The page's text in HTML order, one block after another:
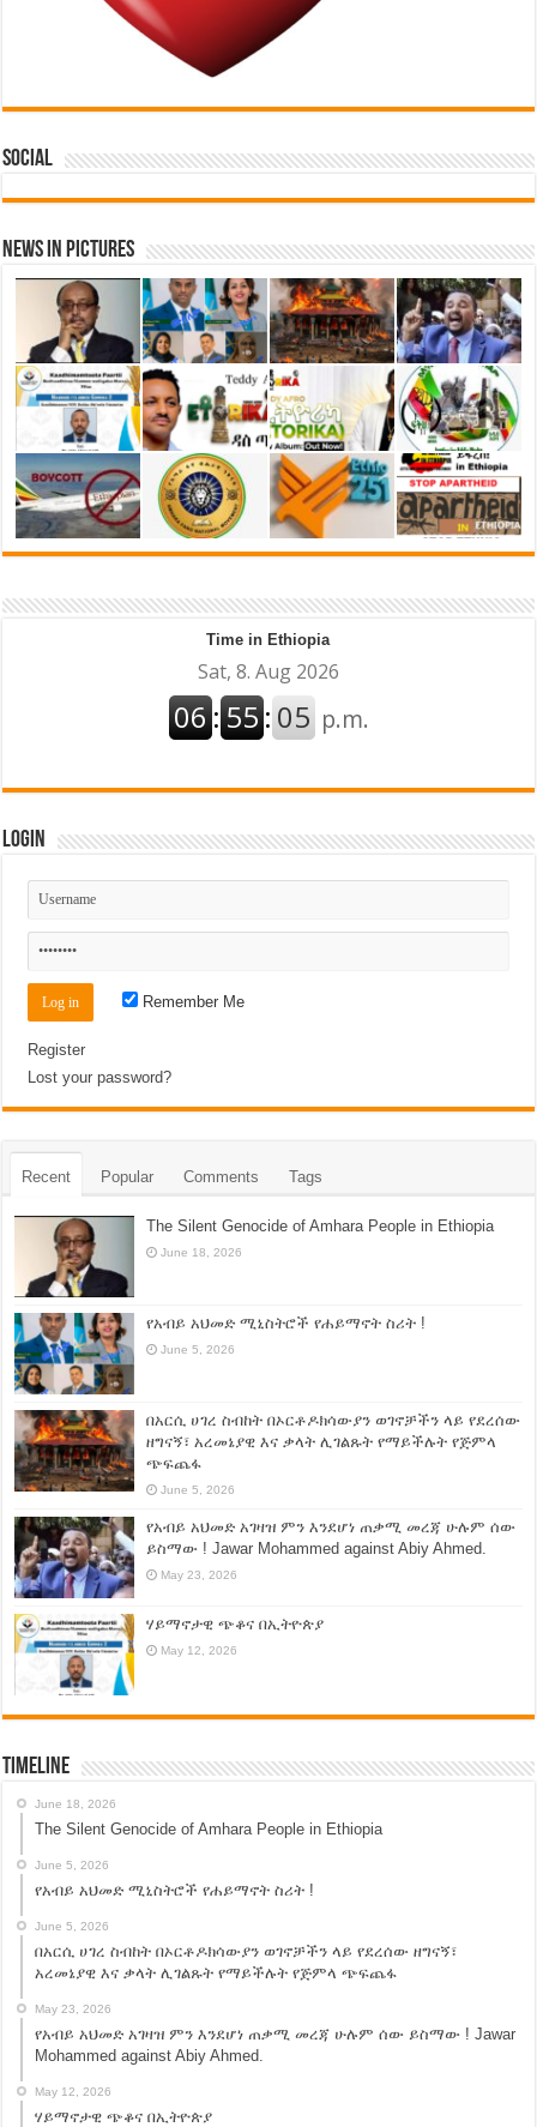
Social
News in Pictures
Time in Ethiopia
Login
Remember Me
Register
Lost your password?
Recent Popular Comments Tags
The Silent Genocide of Amhara People in Ethiopia
June 18, 2026
የአብይ አህመድ ሚኒስትሮች የሐይማኖት ስሪት !
June 5, 2026
በአርሲ ሀገረ ስብከት በኦርቶዶክሳውያን ወገኖቻችን ላይ የደረሰው
ዘግናኝ፣ አረመኔያዊ እና ቃላት ሊገልጹት የማይችሉት የጅምላ
ጭፍጨፋ
June 5, 2026
የአብይ አህመድ አገዛዝ ምን እንደሆነ ጠቃሚ መረጃ ሁሉም ሰው
ይስማው ! Jawar Mohammed against Abiy Ahmed.
May 23, 2026
ሃይማኖታዊ ጭቆና በኢትዮጵያ
May 12, 2026
Timeline
June 18, 2026
The Silent Genocide of Amhara People in Ethiopia
June 5, 2026
የአብይ አህመድ ሚኒስትሮች የሐይማኖት ስሪት !
June 5, 2026
በአርሲ ሀገረ ስብከት በኦርቶዶክሳውያን ወገኖቻችን ላይ የደረሰው ዘግናኝ፣
አረመኔያዊ እና ቃላት ሊገልጹት የማይችሉት የጅምላ ጭፍጨፋ
May 23, 2026
የአብይ አህመድ አገዛዝ ምን እንደሆነ ጠቃሚ መረጃ ሁሉም ሰው ይስማው ! Jawar
Mohammed against Abiy Ahmed.
May 12, 2026
ሃይማኖታዊ ጭቆና በኢትዮጵያ